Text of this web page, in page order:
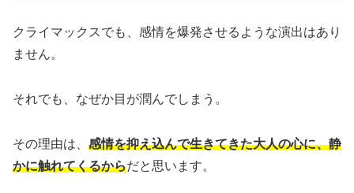
クライマックスでも、感情を爆発させるような演出はあり
ません。
それでも、なぜか目が潤んでしまう。
その理由は、 感情を抑え込んで生きてきた大人の心に、静
かに触れてくるからだと思います。